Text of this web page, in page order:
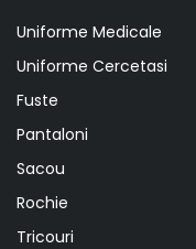
Uniforme Medicale
Uniforme Cercetasi
Fuste
Pantaloni
Sacou
Rochie
Tricouri